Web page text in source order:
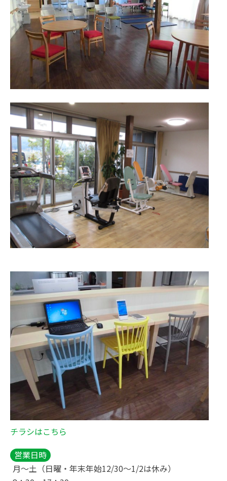
チラシはこちら
営業日時
月～土（日曜・年末年始12/30〜1/2は休み）